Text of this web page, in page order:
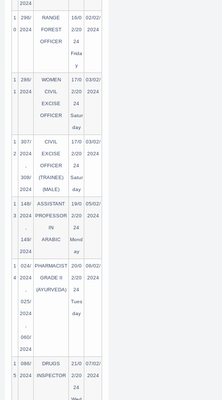
2024
1
0
296/
2024
RANGE
FOREST
OFFICER
16/0
2/20
24
Frida
y
02/02/
2024
1
1
286/
2024
WOMEN
CIVIL
EXCISE
OFFICER
17/0
2/20
24
Satur
day
03/02/
2024
1
2
307/
2024
,
308/
2024
CIVIL
EXCISE
OFFICER
(TRAINEE)
(MALE)
17/0
2/20
24
Satur
day
03/02/
2024
1
3
148/
2024
,
149/
2024
ASSISTANT
PROFESSOR
IN
ARABIC
19/0
2/20
24
Mond
ay
05/02/
2024
1
4
024/
2024
,
025/
2024
,
060/
2024
PHARMACIST
GRADE II
(AYURVEDA)
20/0
2/20
24
Tues
day
06/02/
2024
1
5
086/
2024
DRUGS
INSPECTOR
21/0
2/20
24
07/02/
2024